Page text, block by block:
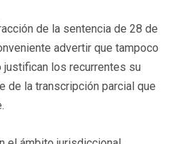
de la sentencia de 28 de
advertir que tampoco
los recurrentes su
de la transcripción parcial que